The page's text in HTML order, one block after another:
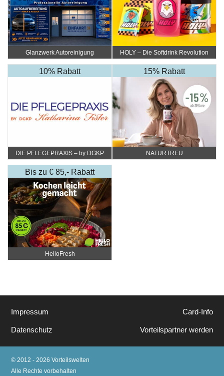
Glanzwerk Autoreinigung HOLY – Die Softdrink Revolution
10% Rabatt
DIE PFLEGEPRAXIS – by DGKP
Katharina Fister
15% Rabatt
NATURTREU
Bis zu € 85,- Rabatt
HelloFresh
Impressum
Datenschutz
Card-Info
Vorteilspartner werden
© 2012 - 2026 Vorteilswelten
Alle Rechte vorbehalten